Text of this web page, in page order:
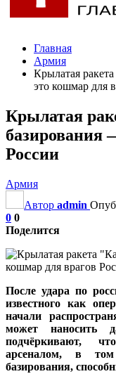
Главная
Армия
Крылатая
это кошмар для
Крылатая
базирования
России
Армия
Автор admin
0 0
Поделится
После удара по
известного как
начали
может наносить
подчёркивают,
арсеналом, в том
базирования,